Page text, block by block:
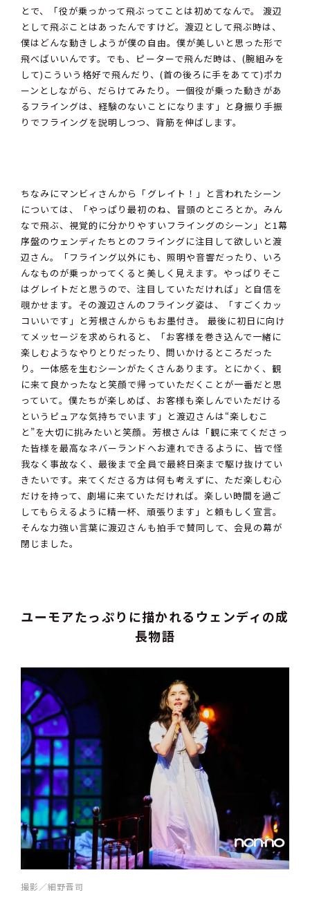
とで、「役が乗っかって飛ぶってことは初めてなんで。 渡辺
として飛ぶことはあったんですけど。渡辺として飛ぶ時は、
僕はどんな動きしようが僕の自由。僕が美しいと思った形で
飛べばいいんです。でも、ピーターで飛んだ時は、(腕組みを
して)こういう格好で飛んだり、(首の後ろに手をあてて)ポカ
ーンとしながら、だらけてみたり。一個役が乗った動きがあ
るフライングは、経験のないことになります」と身振り手振
りでフライングを説明しつつ、背筋を伸ばします。
ちなみにマンビィさんから「グレイト！」と言われたシーン
については、「やっぱり最初のね、冒頭のところとか。みん
なで飛ぶ、視覚的に分かりやすいフライングのシーン」と1幕
序盤のウェンディたちとのフライングに注目して欲しいと渡
辺さん。「フライング以外にも、照明や音響だったり、いろ
んなものが乗っかってくると美しく見えます。やっぱりそこ
はグレイトだと思うので、注目していただければ」と自信を
覗かせます。その渡辺さんのフライング姿は、「すごくカッ
コいいです」と芳根さんからもお墨付き。 最後に初日に向け
てメッセージを求められると、「お客様を巻き込んで一緒に
楽しむようなやりとりだったり、問いかけるところだった
り。一体感を生むシーンがたくさんあります。とにかく、観
に来て良かったなと笑顔で帰っていただくことが一番だと思
っていて。僕たちが楽しめば、お客様も楽しんでいただける
というピュアな気持ちでいます」と渡辺さんは“楽しむこ
と”を大切に挑みたいと笑顔。芳根さんは「観に来てくださっ
た皆様を最高なネバーランドへお連れできるように、皆で怪
我なく事故なく、最後まで全員で最終日楽まで駆け抜けてい
きたいです。来てくださる方は何も考えずに、ただ楽しむ心
だけを持って、劇場に来ていただければ。楽しい時間を過ご
してもらえるように精一杯、頑張ります」と頼もしく宣言。
そんな力強い言葉に渡辺さんも拍手で賛同して、会見の幕が
閉じました。
ユーモアたっぷりに描かれるウェンディの成
長物語
撮影／細野晋司